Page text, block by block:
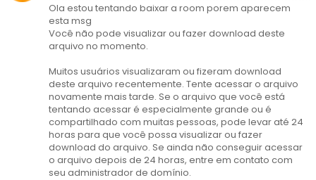
Ola estou tentando baixar a room porem aparecem
esta msg
Você não pode visualizar ou fazer download deste
arquivo no momento.
Muitos usuários visualizaram ou fizeram download
deste arquivo recentemente. Tente acessar o arquivo
novamente mais tarde. Se o arquivo que você está
tentando acessar é especialmente grande ou é
compartilhado com muitas pessoas, pode levar até 24
horas para que você possa visualizar ou fazer
download do arquivo. Se ainda não conseguir acessar
o arquivo depois de 24 horas, entre em contato com
seu administrador de domínio.